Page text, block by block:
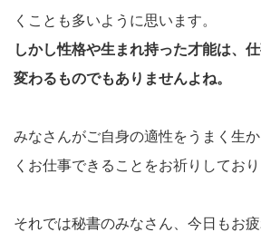
くことも多いように思います。
しかし性格や生まれ持った才能は、
変わるものでもありませんよね。
みなさんがご自身の適性をうまく生
くお仕事できることをお祈りしており
それでは秘書のみなさん、今日もお疲